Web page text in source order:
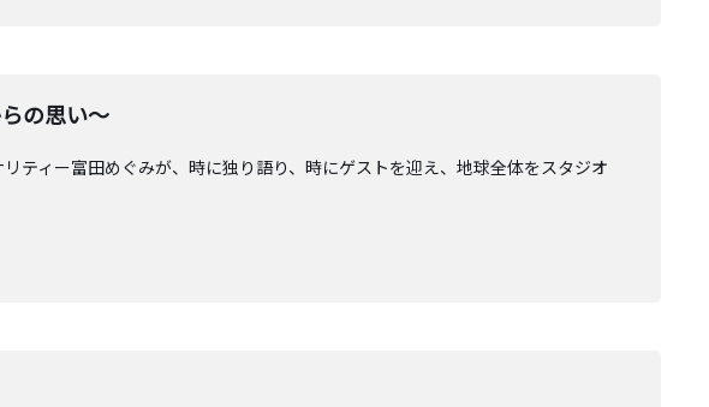
の思い～
ィー富田めぐみが、時に独り語り、時にゲストを迎え、地球全体をスタジオ